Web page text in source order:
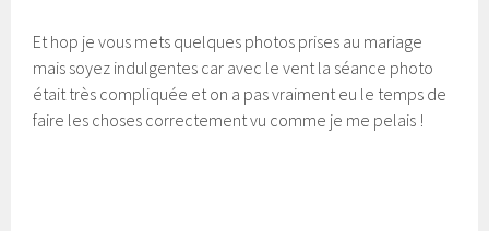
Et hop je vous mets quelques photos prises au mariage
mais soyez indulgentes car avec le vent la séance photo
était très compliquée et on a pas vraiment eu le temps de
faire les choses correctement vu comme je me pelais !